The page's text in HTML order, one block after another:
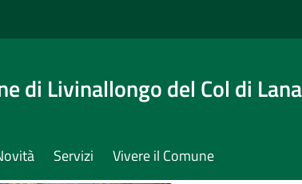
di Livinallongo del Col di Lana
Servizi Vivere il Comune